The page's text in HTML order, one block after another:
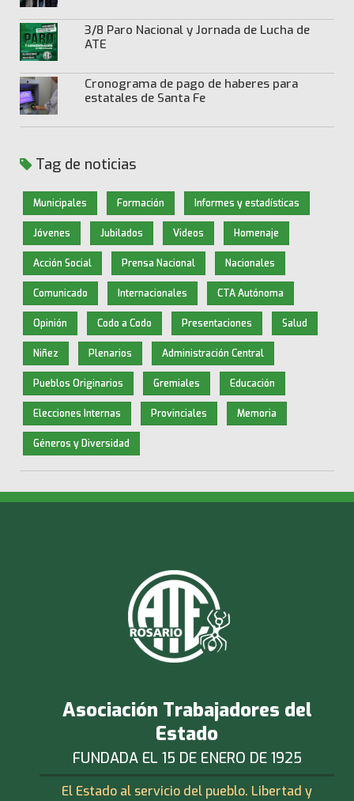
3/8 Paro Nacional y Jornada de Lucha de
ATE
Cronograma de pago de haberes para
estatales de Santa Fe
Tag de noticias
Municipales Formación Informes y estadísticas
Jóvenes Jubilados Videos Homenaje
Acción Social Prensa Nacional Nacionales
Comunicado Internacionales CTA Autónoma
Opinión Codo a Codo Presentaciones Salud
Niñez Plenarios Administración Central
Pueblos Originarios Gremiales Educación
Elecciones Internas Provinciales Memoria
Géneros y Diversidad
Asociación Trabajadores del
Estado
FUNDADA EL 15 DE ENERO DE 1925
El Estado al servicio del pueblo. Libertad y